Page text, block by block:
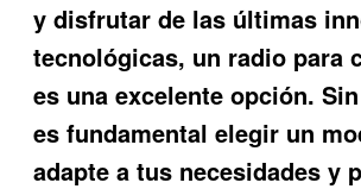
y disfrutar de las últimas
tecnológicas, un radio para
es una excelente opción.
es fundamental elegir un
adapte a tus necesidades y